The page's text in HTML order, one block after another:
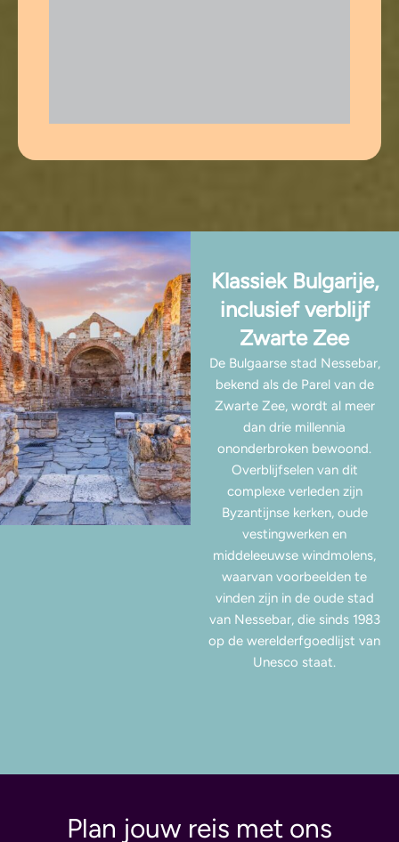
Klassiek Bulgarije,
inclusief verblijf
Zwarte Zee
De Bulgaarse stad Nessebar,
bekend als de Parel van de
Zwarte Zee, wordt al meer
dan drie millennia
ononderbroken bewoond.
Overblijfselen van dit
complexe verleden zijn
Byzantijnse kerken, oude
vestingwerken en
middeleeuwse windmolens,
waarvan voorbeelden te
vinden zijn in de oude stad
van Nessebar, die sinds 1983
op de werelderfgoedlijst van
Unesco staat.
Plan jouw reis met ons